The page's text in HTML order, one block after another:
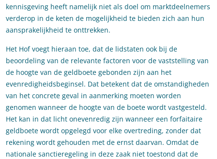
kennisgeving heeft namelijk niet als doel om marktdeelnemers
verderop in de keten de mogelijkheid te bieden zich aan hun
aansprakelijkheid te onttrekken.
Het Hof voegt hieraan toe, dat de lidstaten ook bij de
beoordeling van de relevante factoren voor de vaststelling van
de hoogte van de geldboete gebonden zijn aan het
evenredigheidsbeginsel. Dat betekent dat de omstandigheden
van het concrete geval in aanmerking moeten worden
genomen wanneer de hoogte van de boete wordt vastgesteld.
Het kan in dat licht onevenredig zijn wanneer een forfaitaire
geldboete wordt opgelegd voor elke overtreding, zonder dat
rekening wordt gehouden met de ernst daarvan. Omdat de
nationale sanctieregeling in deze zaak niet toestond dat de